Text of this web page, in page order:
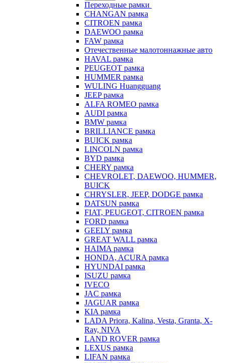
Переходные рамки
CHANGAN рамка
CITROEN рамка
DAEWOO рамка
FAW рамка
Отечественные малотоннажные авто
HAVAL рамка
PEUGEOT рамка
HUMMER рамка
WULING Huangguang
JEEP рамка
ALFA ROMEO рамка
AUDI рамка
BMW рамка
BRILLIANCE рамка
BUICK рамка
LINCOLN рамка
BYD рамка
CHERY рамка
CHEVROLET, DAEWOO, HUMMER,
BUICK
CHRYSLER, JEEP, DODGE рамка
DATSUN рамка
FIAT, PEUGEOT, CITROEN рамка
FORD рамка
GEELY рамка
GREAT WALL рамка
HAIMA рамка
HONDA, ACURA рамка
HYUNDAI рамка
ISUZU рамка
IVECO
JAC рамка
JAGUAR рамка
KIA рамка
LADA Priora, Kalina, Vesta, Granta, X-
Ray, NIVA
LAND ROVER рамка
LEXUS рамка
LIFAN рамка